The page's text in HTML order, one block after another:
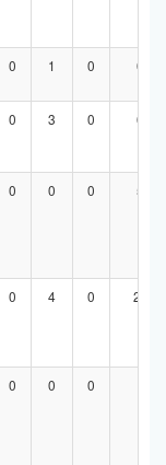
0 1 0 0
0 3 0 6
0 0 0 5
0 4 0 20
0 0 0